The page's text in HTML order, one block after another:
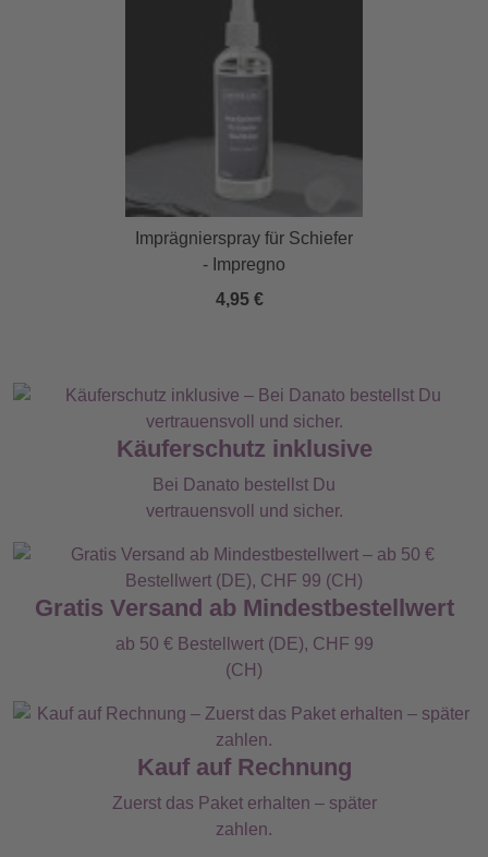
Imprägnierspray für Schiefer
- Impregno
4,95 €
Käuferschutz inklusive
Bei Danato bestellst Du
vertrauensvoll und sicher.
Gratis Versand ab Mindestbestellwert
ab 50 € Bestellwert (DE), CHF 99
(CH)
Kauf auf Rechnung
Zuerst das Paket erhalten – später
zahlen.